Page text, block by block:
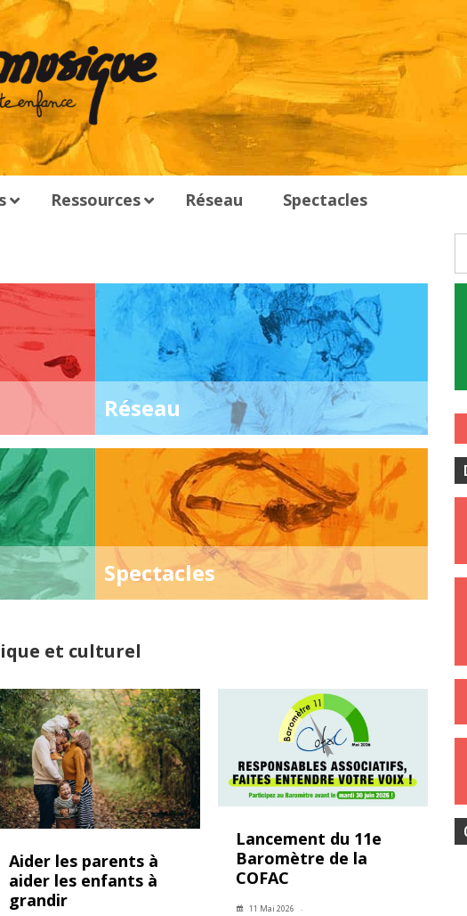
Ressources Réseau Spectacles
Réseau
Spectacles
et culturel
Aider les parents à
aider les enfants à
grandir
Lancement du 11e
Baromètre de la
COFAC
11 Mai 2026